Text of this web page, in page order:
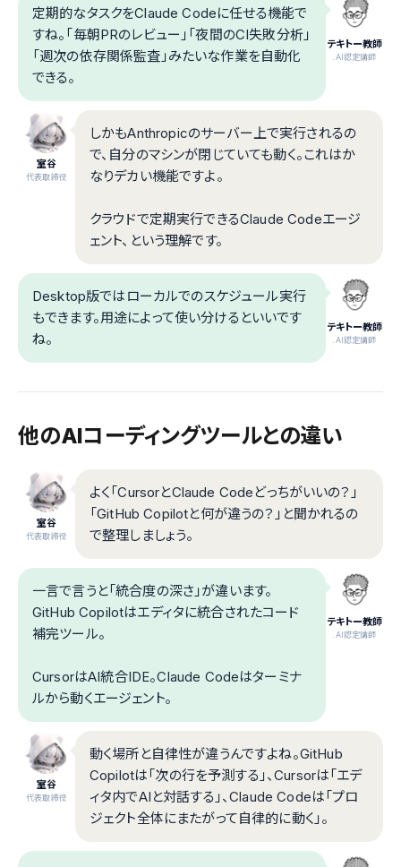
テキトー教師
.AI認定講師
定期的なタスクをClaude Codeに任せる機能で
すね。「毎朝PRのレビュー」「夜間のCI失敗分析」
「週次の依存関係監査」みたいな作業を自動化
できる。
室谷
代表取締役
しかもAnthropicのサーバー上で実行されるの
で、自分のマシンが閉じていても動く。これはか
なりデカい機能ですよ。
クラウドで定期実行できるClaude Codeエージ
ェント、という理解です。
テキトー教師
.AI認定講師
Desktop版ではローカルでのスケジュール実行
もできます。用途によって使い分けるといいです
ね。
他のAIコーディングツールとの違い
室谷
代表取締役
よく「CursorとClaude Codeどっちがいいの？」
「GitHub Copilotと何が違うの？」と聞かれるの
で整理しましょう。
テキトー教師
.AI認定講師
一言で言うと「統合度の深さ」が違います。
GitHub Copilotはエディタに統合されたコード
補完ツール。
CursorはAI統合IDE。Claude Codeはターミナ
ルから動くエージェント。
室谷
代表取締役
動く場所と自律性が違うんですよね。GitHub
Copilotは「次の行を予測する」、Cursorは「エデ
ィタ内でAIと対話する」、Claude Codeは「プロ
ジェクト全体にまたがって自律的に動く」。